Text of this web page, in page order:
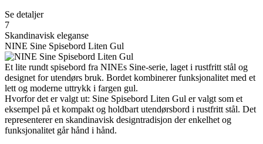
Se detaljer
7
Skandinavisk eleganse
NINE Sine Spisebord Liten Gul
Et lite rundt spisebord fra NINEs Sine-serie, laget i rustfritt stål og
designet for utendørs bruk. Bordet kombinerer funksjonalitet med et
lett og moderne uttrykk i fargen gul.
Hvorfor det er valgt ut: Sine Spisebord Liten Gul er valgt som et
eksempel på et kompakt og holdbart utendørsbord i rustfritt stål. Det
representerer en skandinavisk designtradisjon der enkelhet og
funksjonalitet går hånd i hånd.